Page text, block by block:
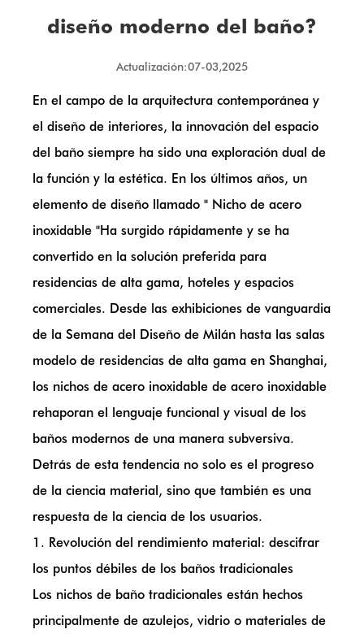
diseño moderno del baño?
Actualización:07-03,2025
En el campo de la arquitectura contemporánea y
el diseño de interiores, la innovación del espacio
del baño siempre ha sido una exploración dual de
la función y la estética. En los últimos años, un
elemento de diseño llamado " Nicho de acero
inoxidable "Ha surgido rápidamente y se ha
convertido en la solución preferida para
residencias de alta gama, hoteles y espacios
comerciales. Desde las exhibiciones de vanguardia
de la Semana del Diseño de Milán hasta las salas
modelo de residencias de alta gama en Shanghai,
los nichos de acero inoxidable de acero inoxidable
rehaporan el lenguaje funcional y visual de los
baños modernos de una manera subversiva.
Detrás de esta tendencia no solo es el progreso
de la ciencia material, sino que también es una
respuesta de la ciencia de los usuarios.
1. Revolución del rendimiento material: descifrar
los puntos débiles de los baños tradicionales
Los nichos de baño tradicionales están hechos
principalmente de azulejos, vidrio o materiales de